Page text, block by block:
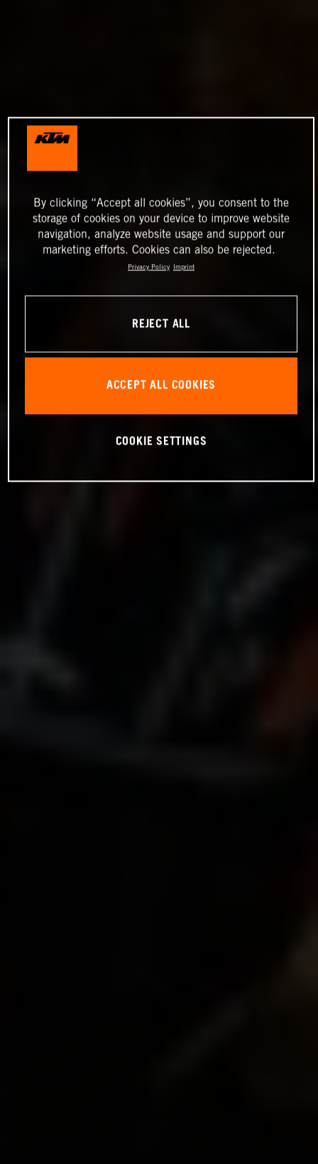
By clicking “Accept all cookies”, you consent to the
storage of cookies on your device to improve website
navigation, analyze website usage and support our
marketing efforts. Cookies can also be rejected.
Privacy Policy Imprint
REJECT ALL
ACCEPT ALL COOKIES
COOKIE SETTINGS